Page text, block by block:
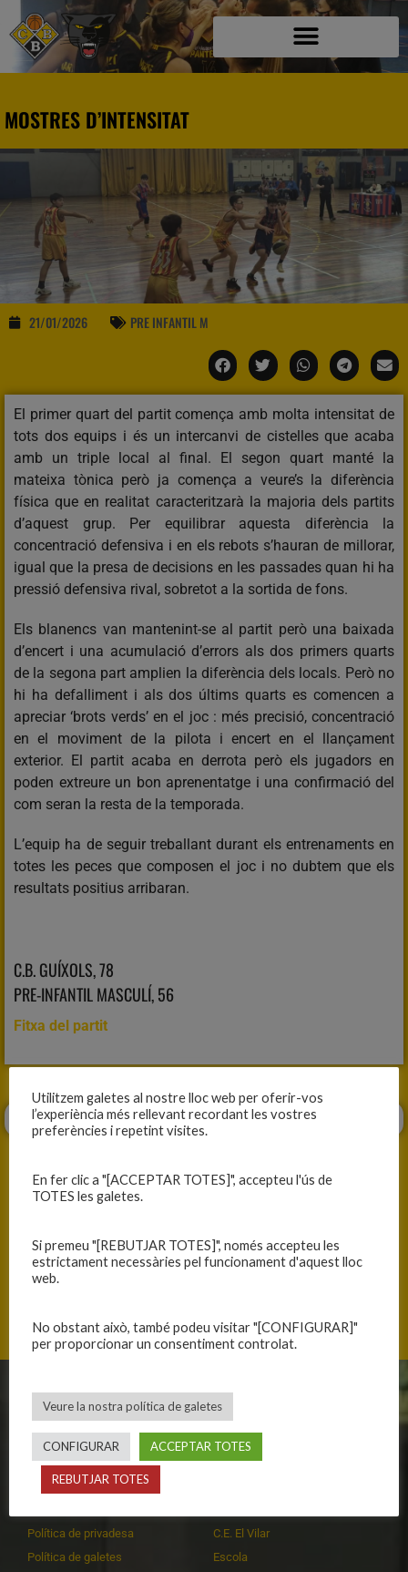
MOSTRES D’INTENSITAT
21/01/2026 PRE INFANTIL M
El primer quart del partit comença amb molta intensitat de
tots dos equips i és un intercanvi de cistelles que acaba
amb un triple local al final. El segon quart manté la
mateixa tònica però ja comença a veure’s la diferència
física que en realitat caracteritzarà la majoria dels partits
d’aquest grup. Per equilibrar aquesta diferència la
concentració defensiva i en els rebots s’hauran de millorar,
igual que la presa de decisions en les passades quan hi ha
pressió defensiva rival, sobretot a la sortida de fons.
Els blanencs van mantenint-se al partit però una baixada
d’encert i una acumulació d’errors als dos primers quarts
de la segona part amplien la diferència dels locals. Però no
hi ha defalliment i als dos últims quarts es comencen a
apreciar ‘brots verds’ en el joc : més precisió, concentració
en el moviment de la pilota i encert en el llançament
exterior. El partit acaba en derrota però els jugadors en
poden extreure un bon aprenentatge i una confirmació del
com seran la resta de la temporada.
L’equip ha de seguir treballant durant els entrenaments en
totes les peces que composen el joc i no dubtem que els
resultats positius arribaran.
C.B. GUÍXOLS, 78
PRE-INFANTIL MASCULÍ, 56
Fitxa del partit
ANTERIOR
CRÒNICA D’UNA DERROTA ANUNCIADA REACCIONEM MASSA TARD
CLUB
Organització
Publicacions
Política de privadesa
Política de galetes
EQUIPS
Primer equip femení
C.E. El Vilar
Escola
Utilitzem galetes al nostre lloc web per oferir-vos
l’experiència més rellevant recordant les vostres
preferències i repetint visites.
En fer clic a "[ACCEPTAR TOTES]", accepteu l'ús de
TOTES les galetes.
Si premeu "[REBUTJAR TOTES]", només accepteu les
estrictament necessàries pel funcionament d'aquest lloc
web.
No obstant això, també podeu visitar "[CONFIGURAR]"
per proporcionar un consentiment controlat.
Veure la nostra política de galetes
CONFIGURAR ACCEPTAR TOTES
REBUTJAR TOTES